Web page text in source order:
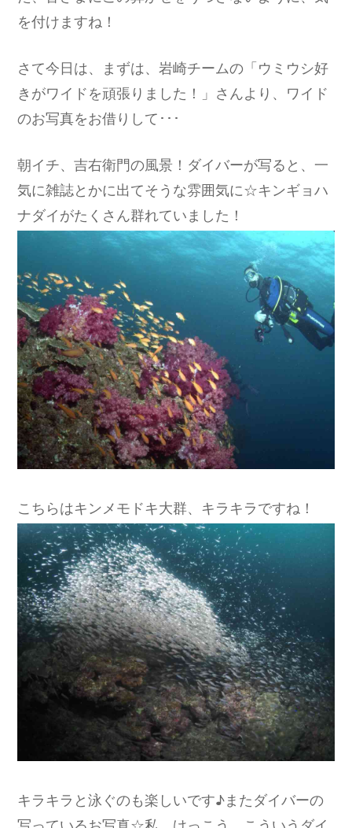
を付けますね！
さて今日は、まずは、岩崎チームの「ウミウシ好
きがワイドを頑張りました！」さんより、ワイド
のお写真をお借りして･･･
朝イチ、吉右衛門の風景！ダイバーが写ると、一
気に雑誌とかに出てそうな雰囲気に☆キンギョハ
ナダイがたくさん群れていました！
こちらはキンメモドキ大群、キラキラですね！
キラキラと泳ぐのも楽しいです♪またダイバーの